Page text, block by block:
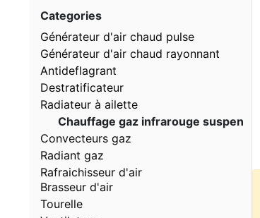
Categories
Générateur d'air chaud pulse
Générateur d'air chaud rayonnant
Antideflagrant
Destratificateur
Radiateur à ailette
Chauffage gaz infrarouge suspendu
Convecteurs gaz
Radiant gaz
Rafraichisseur d'air
Brasseur d'air
Tourelle